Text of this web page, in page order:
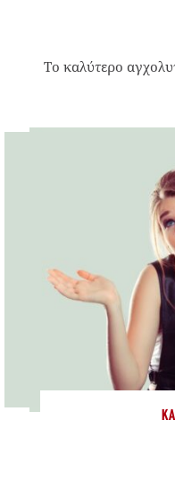
Το καλύτερο